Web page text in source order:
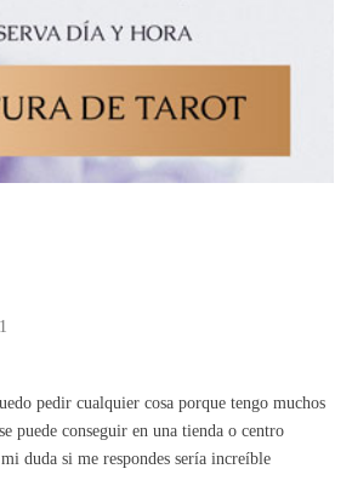
pedir cualquier cosa porque tengo muchos
puede conseguir en una tienda o centro
duda si me respondes sería increíble